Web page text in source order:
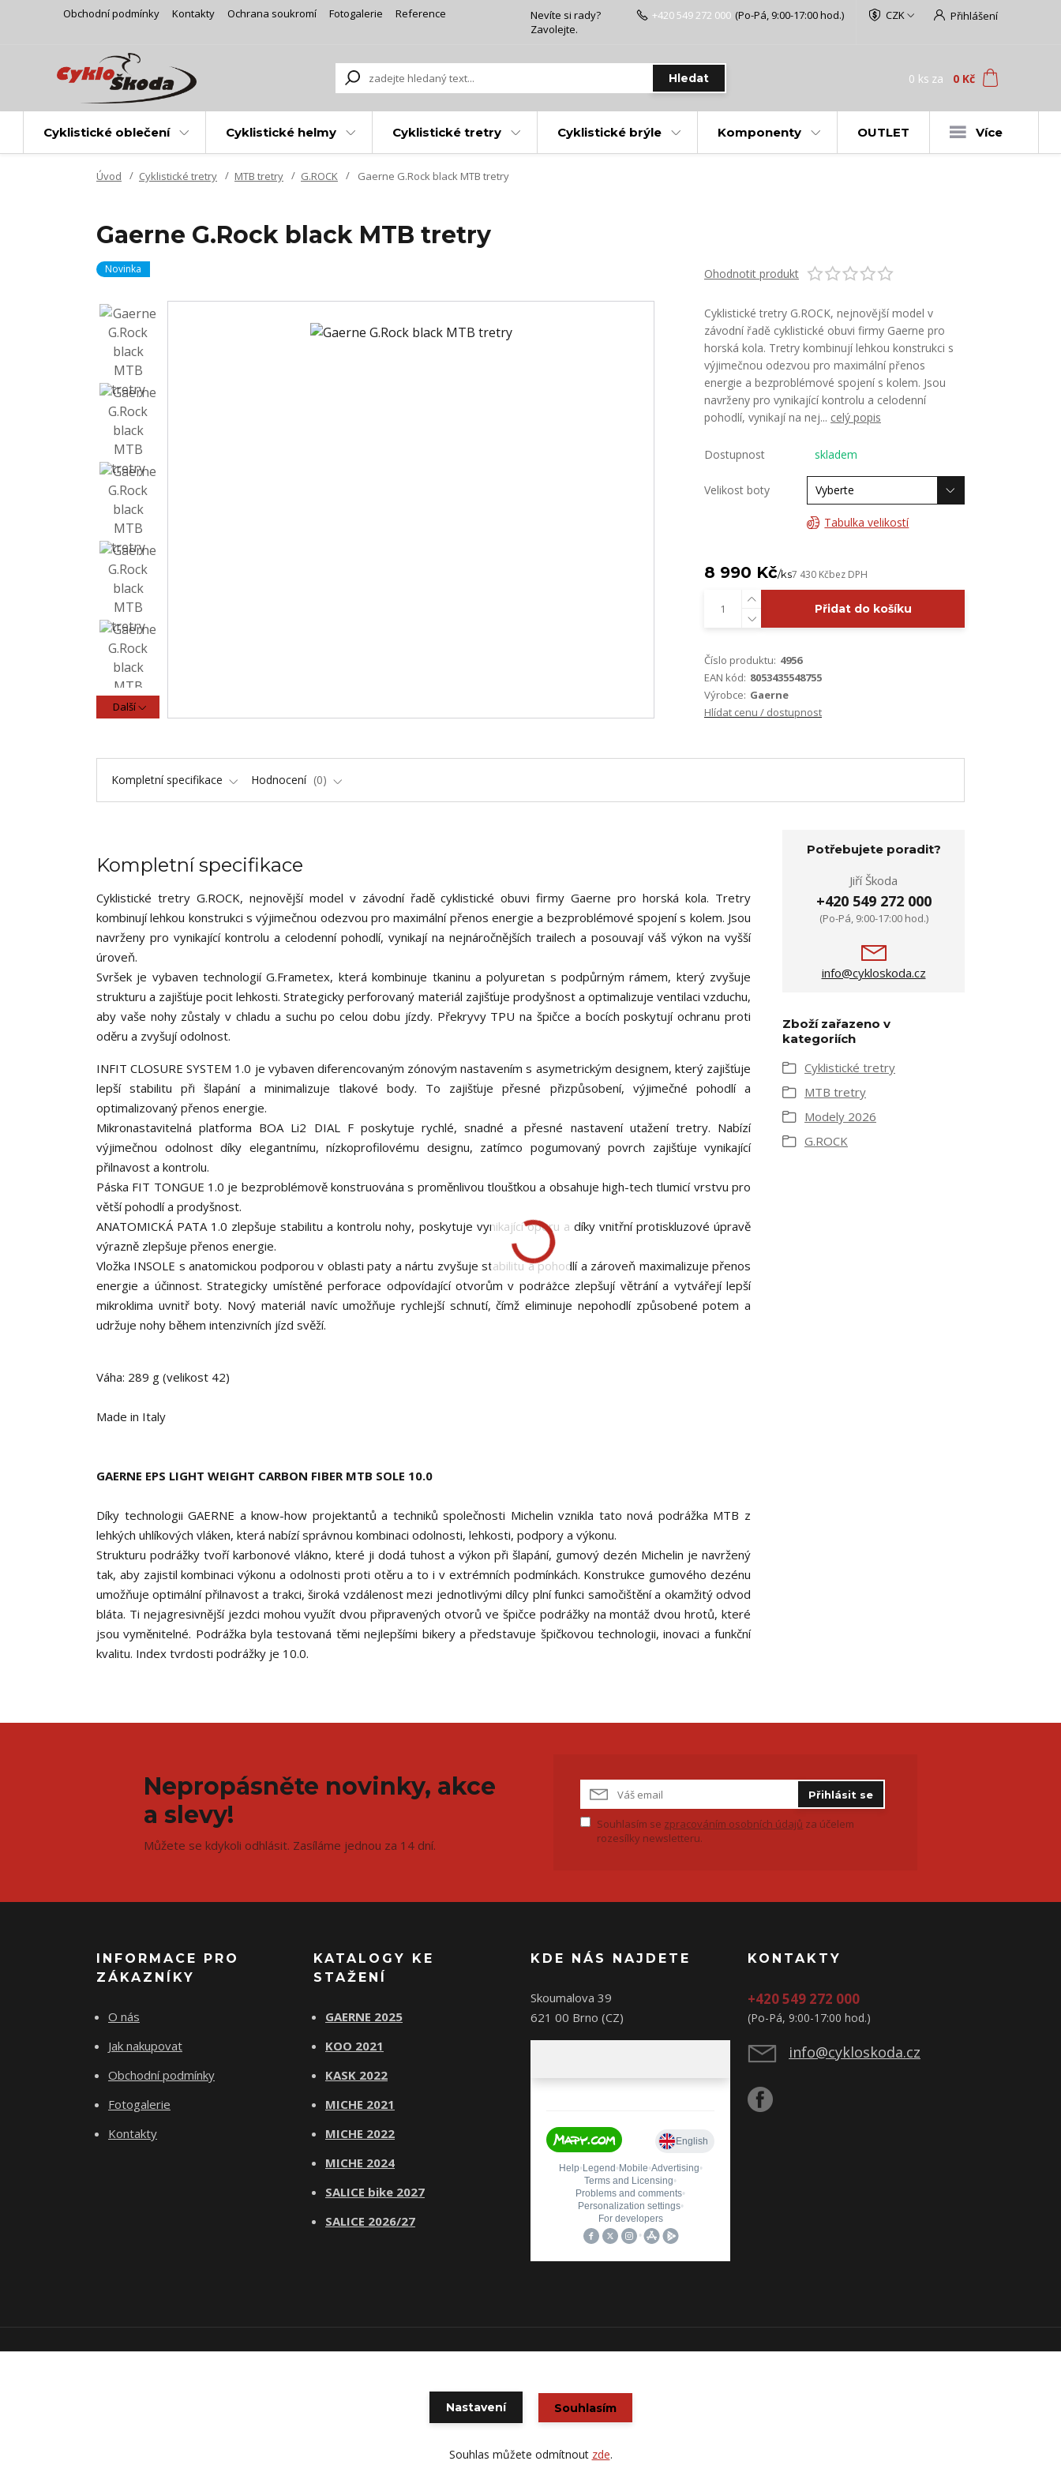
Obchodní podmínky Kontakty Ochrana soukromí Fotogalerie Reference CZK Přihlášení
Hledat
Nevíte si rady?
Zavolejte.
+420 549 272 000 (Po-Pá, 9:00-17:00 hod.)
0 ks za 0 Kč
Cyklistické oblečení Cyklistické helmy Cyklistické tretry Cyklistické brýle Komponenty OUTLET Více
Úvod Cyklistické tretry MTB tretry G.ROCK Gaerne G.Rock black MTB tretry
Gaerne G.Rock black MTB tretry
Novinka
Další
Ohodnotit produkt
Cyklistické tretry G.ROCK, nejnovější model v
závodní řadě cyklistické obuvi firmy Gaerne pro
horská kola. Tretry kombinují lehkou konstrukci s
výjimečnou odezvou pro maximální přenos
energie a bezproblémové spojení s kolem. Jsou
navrženy pro vynikající kontrolu a celodenní
pohodlí, vynikají na nej... celý popis
Dostupnost skladem
Velikost boty
Tabulka velikostí
8 990 Kč/ks7 430 Kčbez DPH
Přidat do košíku
Číslo produktu: 4956
EAN kód: 8053435548755
Výrobce: Gaerne
Hlídat cenu / dostupnost
Kompletní specifikace Hodnocení 0
Kompletní specifikace
Cyklistické tretry G.ROCK, nejnovější model v závodní řadě cyklistické obuvi firmy Gaerne pro horská kola. Tretry
kombinují lehkou konstrukci s výjimečnou odezvou pro maximální přenos energie a bezproblémové spojení s kolem. Jsou
navrženy pro vynikající kontrolu a celodenní pohodlí, vynikají na nejnáročnějších trailech a posouvají váš výkon na vyšší
úroveň.
Svršek je vybaven technologií G.Frametex, která kombinuje tkaninu a polyuretan s podpůrným rámem, který zvyšuje
strukturu a zajišťuje pocit lehkosti. Strategicky perforovaný materiál zajišťuje prodyšnost a optimalizuje ventilaci vzduchu,
aby vaše nohy zůstaly v chladu a suchu po celou dobu jízdy. Překryvy TPU na špičce a bocích poskytují ochranu proti
oděru a zvyšují odolnost.
INFIT CLOSURE SYSTEM 1.0 je vybaven diferencovaným zónovým nastavením s asymetrickým designem, který zajišťuje
lepší stabilitu při šlapání a minimalizuje tlakové body. To zajišťuje přesné přizpůsobení, výjimečné pohodlí a
optimalizovaný přenos energie.
Mikronastavitelná platforma BOA Li2 DIAL F poskytuje rychlé, snadné a přesné nastavení utažení tretry. Nabízí
výjimečnou odolnost díky elegantnímu, nízkoprofilovému designu, zatímco pogumovaný povrch zajišťuje vynikající
přilnavost a kontrolu.
Páska FIT TONGUE 1.0 je bezproblémově konstruována s proměnlivou tloušťkou a obsahuje high-tech tlumicí vrstvu pro
větší pohodlí a prodyšnost.
ANATOMICKÁ PATA 1.0 zlepšuje stabilitu a kontrolu nohy, poskytuje vynikající oporu a díky vnitřní protiskluzové úpravě
výrazně zlepšuje přenos energie.
Vložka INSOLE s anatomickou podporou v oblasti paty a nártu zvyšuje stabilitu a pohodlí a zároveň maximalizuje přenos
energie a účinnost. Strategicky umístěné perforace odpovídající otvorům v podrážce zlepšují větrání a vytvářejí lepší
mikroklima uvnitř boty. Nový materiál navíc umožňuje rychlejší schnutí, čímž eliminuje nepohodlí způsobené potem a
udržuje nohy během intenzivních jízd svěží.
Váha: 289 g (velikost 42)
Made in Italy
GAERNE EPS LIGHT WEIGHT CARBON FIBER MTB SOLE 10.0
Díky technologii GAERNE a know-how projektantů a techniků společnosti Michelin vznikla tato nová podrážka MTB z
lehkých uhlíkových vláken, která nabízí správnou kombinaci odolnosti, lehkosti, podpory a výkonu.
Strukturu podrážky tvoří karbonové vlákno, které ji dodá tuhost a výkon při šlapání, gumový dezén Michelin je navržený
tak, aby zajistil kombinaci výkonu a odolnosti proti otěru a to i v extrémních podmínkách. Konstrukce gumového dezénu
umožňuje optimální přilnavost a trakci, široká vzdálenost mezi jednotlivými dílcy plní funkci samočištění a okamžitý odvod
bláta. Ti nejagresivnější jezdci mohou využít dvou připravených otvorů ve špičce podrážky na montáž dvou hrotů, které
jsou vyměnitelné. Podrážka byla testovaná těmi nejlepšími bikery a představuje špičkovou technologii, inovaci a funkční
kvalitu. Index tvrdosti podrážky je 10.0.
Potřebujete poradit?
Jiří Škoda
+420 549 272 000
(Po-Pá, 9:00-17:00 hod.)
info@cykloskoda.cz
Zboží zařazeno v
kategoriích
Cyklistické tretry
MTB tretry
Modely 2026
G.ROCK
Nepropásněte novinky, akce
a slevy!
Můžete se kdykoli odhlásit. Zasíláme jednou za 14 dní.
Přihlásit se
Souhlasím se zpracováním osobních údajů za účelem
rozesílky newsletteru.
INFORMACE PRO
ZÁKAZNÍKY
O nás
Jak nakupovat
Obchodní podmínky
Fotogalerie
Kontakty
KATALOGY KE
STAŽENÍ
GAERNE 2025
KOO 2021
KASK 2022
MICHE 2021
MICHE 2022
MICHE 2024
SALICE bike 2027
SALICE 2026/27
KDE NÁS NAJDETE
Skoumalova 39
621 00 Brno (CZ)
KONTAKTY
+420 549 272 000
(Po-Pá, 9:00-17:00 hod.)
info@cykloskoda.cz
Vytvořeno na
Eshop-rychle.cz
Nastavení Souhlasím
Souhlas můžete odmítnout zde.